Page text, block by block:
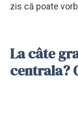
zis că poate
La câte
centrala?